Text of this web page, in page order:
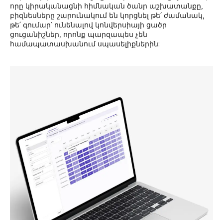
որը կիրականացնի հիմնական ծանր աշխատանքը,
բիզնեսները շարունակում են կորցնել թե՛ ժամանակ,
թե՛ գումար՝ ունենալով կոնվերսիայի ցածր
ցուցանիշներ, որոնք պարզապես չեն
համապատասխանում սպասելիքներին: